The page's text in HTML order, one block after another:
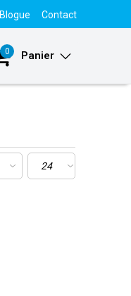
Blogue Contact
0 Panier